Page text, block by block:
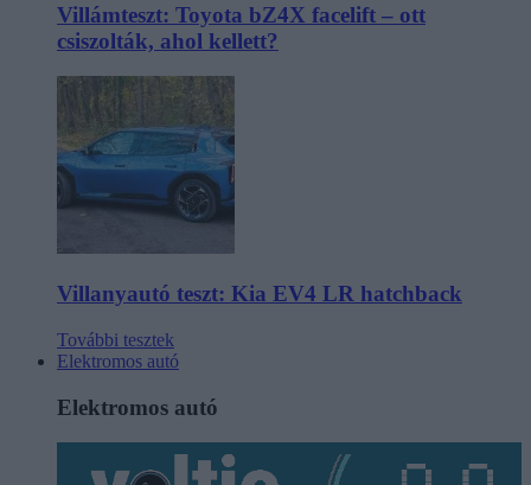
Villámteszt: Toyota bZ4X facelift – ott
csiszolták, ahol kellett?
Villanyautó teszt: Kia EV4 LR hatchback
További tesztek
Elektromos autó
Elektromos autó